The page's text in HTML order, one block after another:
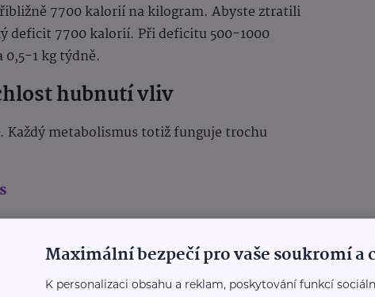
7700 kalorií na kilogram. Abyste ztratili
deficit 7700 kalorií. Při deficitu 500-1000
1 kg týdně.
hubnutí vliv
Každý metabolismus totiž funguje trochu
rychleji. Mají vyšší bazální
víc energie i v klidu. S postupným úbytkem
Maximální bezpečí pro vaše soukromí a
K personalizaci obsahu a reklam, poskytování funkcí